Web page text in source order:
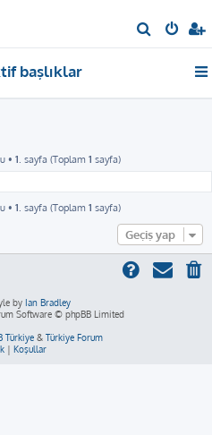
r
başlıklar
• 1 . sayfa (Toplam 1 sayfa)
• 1 . sayfa (Toplam 1 sayfa)
Geçiş yap
by Ian Bradley
Software © phpBB Limited
Türkiye& Türkiye Forum
| Koşullar